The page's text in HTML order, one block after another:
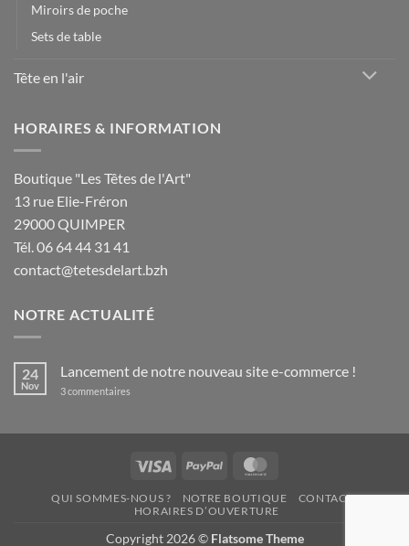
Miroirs de poche
Sets de table
Tête en l'air
HORAIRES & INFORMATION
Boutique "Les Têtes de l'Art"
13 rue Elie-Fréron
29000 QUIMPER
Tél. 06 64 44 31 41
contact@tetesdelart.bzh
NOTRE ACTUALITÉ
24
Nov
Lancement de notre nouveau site e-commerce !
3 commentaires
nouveau
e-
commerce
Visa PayPal
QUI SOMMES-NOUS ? NOTRE BOUTIQUE
CONTACT
HORAIRES D’OUVERTURE
Copyright 2026 © Flatsome Theme